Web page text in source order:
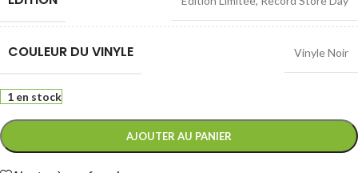
COULEUR DU VINYLE Vinyle Noir
1 en stock
AJOUTER AU PANIER